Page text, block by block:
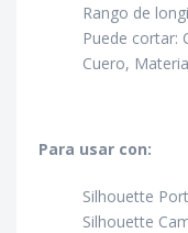
Rango de
Puede cortar:
Cuero,
Para usar con:
Silhouette
Silhouette